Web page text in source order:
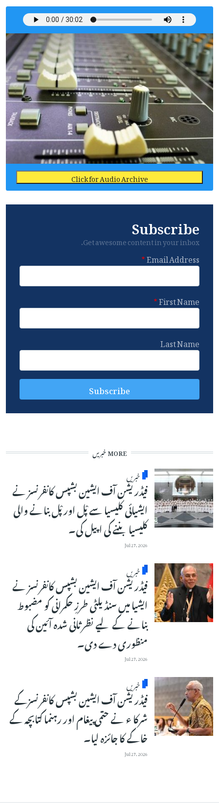
Click for Audio Archive
Subscribe
Get awesome content in your inbox.
Email Address
First Name
Last Name
MORE خبریں
خبریں
فیڈریشن آف ایشین بشپس کانفرنسز نے
ایشیائی کلیسیا سے پْل اور پْل بنانے والی
کلیسیا بننے کی اپیل کی۔
Jul 27, 2026
خبریں
فیڈریشن آف ایشین بشپس کانفرنسز نے
ایشیا میں سنڈیلٹی طرزِ حکمرانی کو مضبوط
بنانے کے لیے نظرثانی شدہ آئین کی
منظوری دے دی۔
Jul 27, 2026
خبریں
فیڈریشن آف ایشین بشپس کانفرنسزکے
شرکا ء نے حتمی پیغام اور رہنما کتابچہ کے
خاکے کا جائزہ لیا۔
Jul 27, 2026